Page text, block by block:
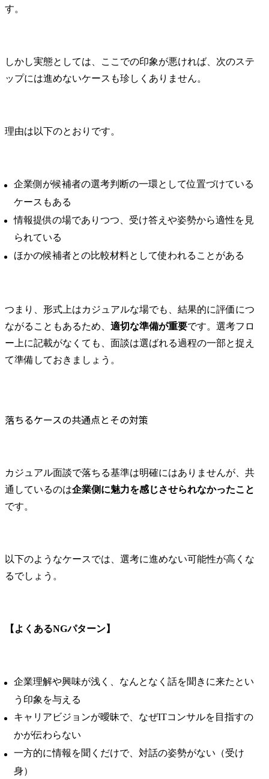
す。
しかし実態としては、ここでの印象が悪ければ、次のステ
ップには進めないケースも珍しくありません。
理由は以下のとおりです。
企業側が候補者の選考判断の一環として位置づけている
ケースもある
情報提供の場でありつつ、受け答えや姿勢から適性を見
られている
ほかの候補者との比較材料として使われることがある
つまり、形式上はカジュアルな場でも、結果的に評価につ
ながることもあるため、 適切な準備が重要です。選考フロ
ー上に記載がなくても、面談は選ばれる過程の一部と捉え
て準備しておきましょう。
落ちるケースの共通点とその対策
カジュアル面談で落ちる基準は明確にはありませんが、共
通しているのは企業側に魅力を感じさせられなかったこと
です。
以下のようなケースでは、選考に進めない可能性が高くな
るでしょう。
【よくあるNGパターン】
企業理解や興味が浅く、なんとなく話を聞きに来たとい
う印象を与える
キャリアビジョンが曖昧で、なぜITコンサルを目指すの
かが伝わらない
一方的に情報を聞くだけで、対話の姿勢がない（受け
身）